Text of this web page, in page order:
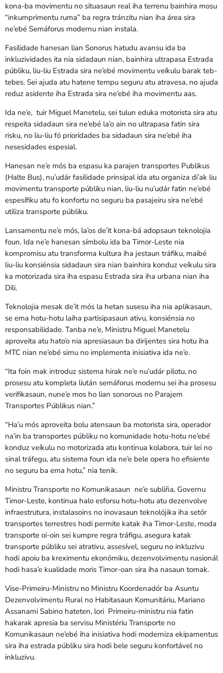
kona-ba movimentu no situasaun real iha terrenu bainhira mosu
“inkumprimentu ruma” ba regra tránzitu nian iha área sira
ne’ebé Semáforus modernu nian instala.
Fasilidade hanesan lian Sonorus hatudu avansu ida ba
inkluzividades ita nia sidadaun nian, bainhira ultrapasa Estrada
públiku, liu-liu Estrada sira ne’ebé movimentu veíkulu barak teb-
tebes. Sei ajuda atu hatene tempu seguru atu atravesa, no ajuda
reduz asidente iha Estrada sira ne’ebé iha movimentu aas.
Ida ne’e, tuir Miguel Manetelu, sei tulun eduka motorista sira atu
respeita sidadaun sira ne’ebé la’o ain no ultrapasa fatin sira
risku, no liu-liu fó prioridades ba sidadaun sira ne’ebé iha
nesesidades espesial.
Hanesan ne’e mós ba espasu ka parajen transportes Publikus
(Halte Bus), nu’udár fasilidade prinsipal ida atu organiza di’ak liu
movimentu transporte públiku nian, liu-liu nu’udár fatin ne’ebé
espesífiku atu fo konfortu no seguru ba pasajeiru sira ne’ebé
utiliza transporte públiku.
Lansamentu ne’e mós, la’os de’it kona-bá adopsaun teknolojia
foun. Ida ne’e hanesan símbolu ida ba Timor-Leste nia
kompromisu atu transforma kultura iha jestaun tráfiku, maibé
liu-liu konsiénsia sidadaun sira nian bainhira konduz veíkulu sira
ka motorizada sira iha espasu Estrada sira iha urbana nian iha
Dili.
Teknolojia mesak de’it mós la hetan susesu iha nia aplikasaun,
se ema hotu-hotu laiha partisipasaun ativu, konsiénsia no
responsabilidade. Tanba ne’e, Ministru Miguel Manetelu
aproveita atu hato’o nia apresiasaun ba dirijentes sira hotu iha
MTC nian ne’ebé simu no implementa inisiativa ida ne’e.
“Ita foin mak introduz sistema hirak ne’e nu’udár pilotu, no
prosesu atu kompleta liután semáforus modernu sei iha prosesu
verifikasaun, nune’e mos ho lian sonorous no Parajem
Transportes Públikus nian.”
“Ha’u mós aproveita bolu atensaun ba motorista sira, operador
na’in ba transportes públiku no komunidade hotu-hotu ne’ebé
konduz veíkulu no motorizada atu kontinua kolabora, tuir lei no
sinal tráfegu, atu sistema foun ida ne’e bele opera ho efisiente
no seguru ba ema hotu,” nia tenik.
Ministru Transporte no Komunikasaun ne’e subliña, Governu
Timor-Leste, kontinua halo esforsu hotu-hotu atu dezenvolve
infraestrutura, instalasoins no inovasaun teknolójika iha setór
transportes terrestres hodi permite katak iha Timor-Leste, moda
transporte oi-oin sei kumpre regra tráfigu, asegura katak
transporte públiku sei atrativu, assesível, seguru no inkluzivu
hodi apoiu ba kreximentu ekonómiku, dezenvolvimentu nasionál
hodi hasa’e kualidade moris Timor-oan sira iha nasaun tomak.
Vise-Primeiru-Ministru no Ministru Koordenadór ba Asuntu
Dezenvolvimentu Rural no Habitasaun Komunitáriu, Mariano
Assanami Sabino hateten, lori Primeiru-ministru nia fatin
hakarak apresia ba servisu Ministériu Transporte no
Komunikasaun ne’ebé iha inisiativa hodi moderniza ekipamentus
sira iha estrada públiku sira hodi bele seguru konfortável no
inkluzivu.